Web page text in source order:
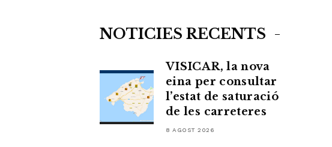
NOTÍCIES RECENTS
VISICAR, la nova
eina per consultar
l’estat de saturació
de les carreteres
8 AGOST 2026